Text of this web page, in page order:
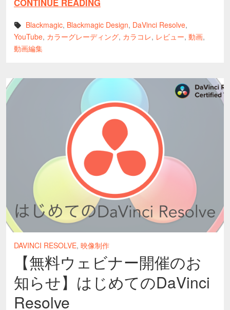
CONTINUE READING
Blackmagic, Blackmagic Design, DaVinci Resolve,
YouTube, カラーグレーディング, カラコレ, レビュー, 動画,
動画編集
DAVINCI RESOLVE, 映像制作
【無料ウェビナー開催のお
知らせ】はじめてのDaVinci
Resolve